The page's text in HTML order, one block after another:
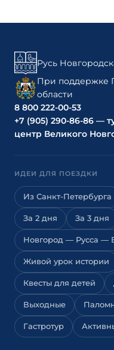
Русь
При поддержке
области
8 800 222-00-53
+7 (905) 290-86-86 —
центр Великого
ИДЕИ ДЛЯ ПОЕЗДКИ
Из Санкт-Петербурга
За 2 дня За 3 дня
Новгород — Русса —
Живой урок истории
Квесты для детей
Выходные
Гастротур